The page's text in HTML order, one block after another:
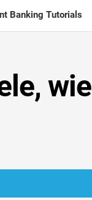
Banking Tutorials
wie